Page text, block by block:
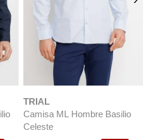
TRIAL
Camisa ML Hombre Basilio
Celeste